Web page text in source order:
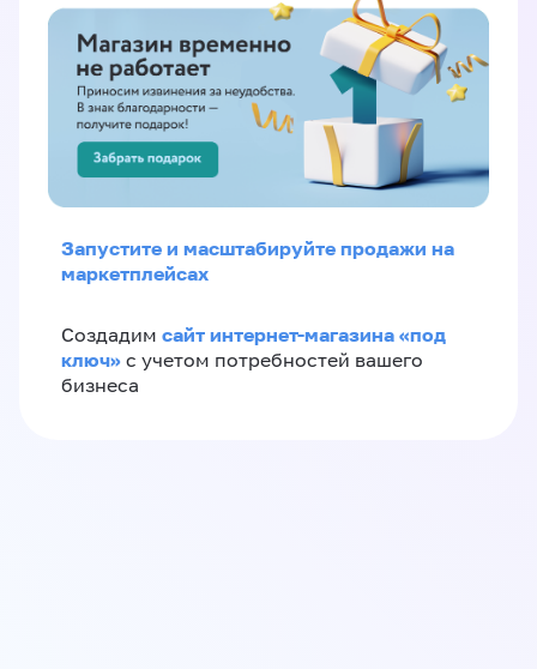
Запустите и масштабируйте продажи на
маркетплейсах
Создадим сайт интернет-магазина «под
ключ» с учетом потребностей вашего
бизнеса